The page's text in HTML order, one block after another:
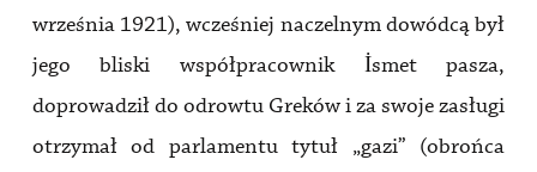
września 1921), wcześniej naczelnym dowódcą był
jego bliski współpracownik İsmet pasza,
doprowadził do odrowtu Greków i za swoje zasługi
otrzymał od parlamentu tytuł „gazi” (obrońca